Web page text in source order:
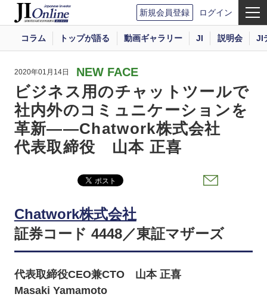
新規会員登録 ログイン
コラム トップが語る 動画ギャラリー JI 説明会 JI
2020年01月14日 NEW FACE
ビジネス用のチャットツールで
社内外のコミュニケーションを
革新――Chatwork株式会社
代表取締役 山本 正喜
Chatwork株式会社
証券コード 4448／東証マザーズ
代表取締役CEO兼CTO 山本 正喜
Masaki Yamamoto